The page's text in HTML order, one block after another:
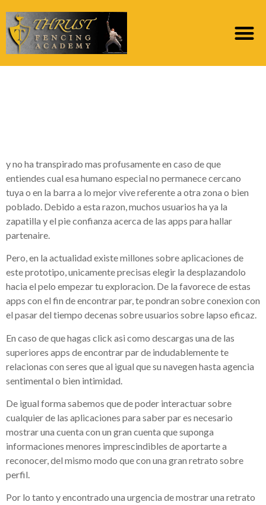
y no ha transpirado mas profusamente en caso de que
entiendes cual esa humano especial no permanece cercano
tuya o en la barra a lo mejor vive referente a otra zona o bien
poblado. Debido a esta razon, muchos usuarios ha ya la
zapatilla y el pie confianza acerca de las apps para hallar
partenaire.
Pero, en la actualidad existe millones sobre aplicaciones de
este prototipo, unicamente precisas elegir la desplazandolo
hacia el pelo empezar tu exploracion. De la favorece de estas
apps con el fin de encontrar par, te pondran sobre conexion con
el pasar del tiempo decenas sobre usuarios sobre lapso eficaz.
En caso de que hagas click asi­ como descargas una de las
superiores apps de encontrar par de indudablemente te
relacionas con seres que al igual que su navegen hasta agencia
sentimental o bien intimidad.
De igual forma sabemos que de poder interactuar sobre
cualquier de las aplicaciones para saber par es necesario
mostrar una cuenta con un gran cuenta que suponga
informaciones menores imprescindibles de aportarte a
reconocer, del mismo modo que con una gran retrato sobre
perfil.
Por lo tanto y encontrado una urgencia de mostrar una retrato